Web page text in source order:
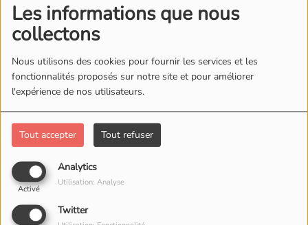
Les informations que nous
collectons
Nous utilisons des cookies pour fournir les services et les
fonctionnalités proposés sur notre site et pour améliorer
l'expérience de nos utilisateurs.
Tout accepter Tout refuser
Analytics
Activé
Utilisation: Analyse
Twitter
02 AVRIL 2025
Le comité de défense des écoles de Côte-d'Or a organisé, hier matin,
une action devant l'école maternelle de Bretenière, temporairement
bloquée. Objectif : dénoncer les 46 fermetures de classes annoncées